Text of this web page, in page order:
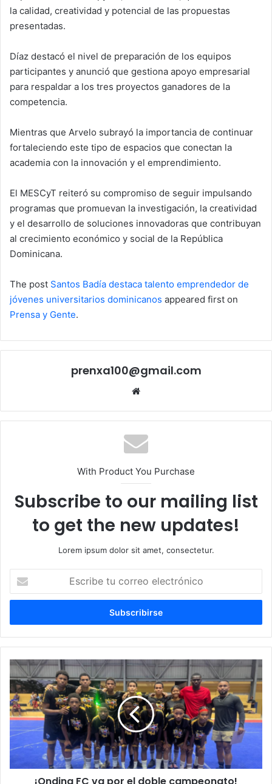
la calidad, creatividad y potencial de las propuestas
presentadas.
Díaz destacó el nivel de preparación de los equipos
participantes y anunció que gestiona apoyo empresarial
para respaldar a los tres proyectos ganadores de la
competencia.
Mientras que Arvelo subrayó la importancia de continuar
fortaleciendo este tipo de espacios que conectan la
academia con la innovación y el emprendimiento.
El MESCyT reiteró su compromiso de seguir impulsando
programas que promuevan la investigación, la creatividad
y el desarrollo de soluciones innovadoras que contribuyan
al crecimiento económico y social de la República
Dominicana.
The post Santos Badía destaca talento emprendedor de
jóvenes universitarios dominicanos appeared first on
Prensa y Gente.
prenxa100@gmail.com
With Product You Purchase
Subscribe to our mailing list
to get the new updates!
Lorem ipsum dolor sit amet, consectetur.
correo
¡Ondina
FC
va
por
el
doble
campeonato!
Clasifica
a